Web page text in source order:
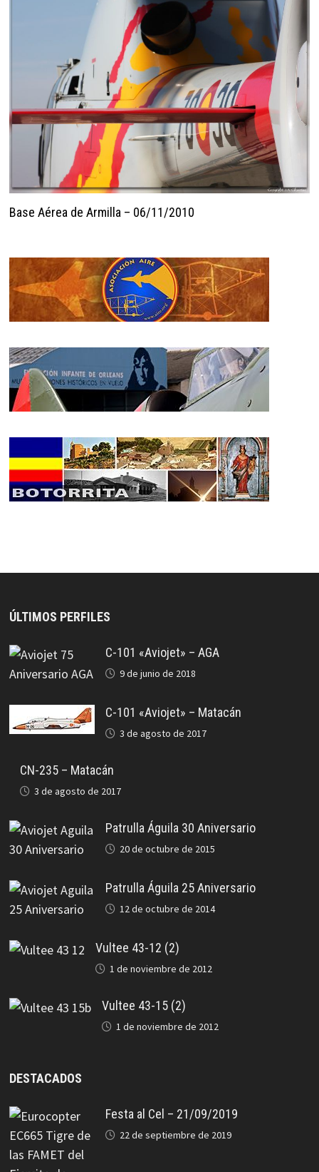
Base Aérea de Armilla – 06/11/2010
ÚLTIMOS PERFILES
C-101 «Aviojet» – AGA
9 de junio de 2018
C-101 «Aviojet» – Matacán
3 de agosto de 2017
CN-235 – Matacán
3 de agosto de 2017
Patrulla Águila 30 Aniversario
20 de octubre de 2015
Patrulla Águila 25 Aniversario
12 de octubre de 2014
Vultee 43-12 (2)
1 de noviembre de 2012
Vultee 43-15 (2)
1 de noviembre de 2012
DESTACADOS
Festa al Cel – 21/09/2019
22 de septiembre de 2019